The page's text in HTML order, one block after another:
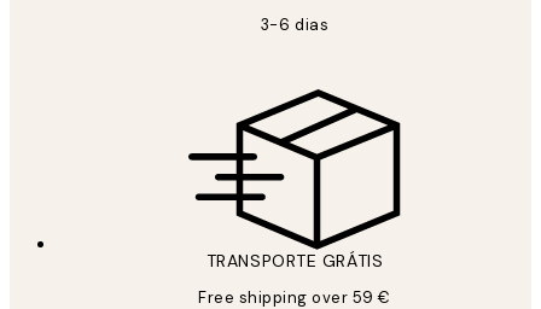
3-6 dias
TRANSPORTE GRÁTIS
Free shipping over 59 €